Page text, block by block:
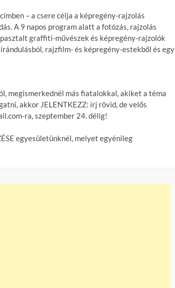
– a csere célja a képregény-rajzolás
A 9 napos program alatt a fotózás, rajzolás
graffiti-művészek és képregény-rajzolók
rajzfilm- és képregény-estekből és egy
megismerkednél más fiatalokkal, akiket a téma
akkor JELENTKEZZ: írj rövid, de velős
ra, szeptember 24. délig!
egyesületünknél, melyet egyénileg